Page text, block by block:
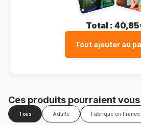
Total :
Tout ajouter au
Ces produits pourraient
Tous Adulte Fabriqué en France